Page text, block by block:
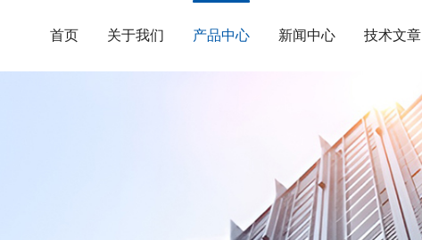
首页 关于我们 产品中心 新闻中心 技术文章